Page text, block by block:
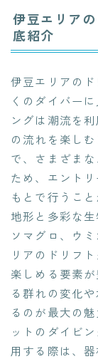
伊豆エリア
底紹介
伊豆エリアの
くのダイバー
ングは潮流を
の流れを楽し
で、さまざま
ため、エント
もとで行うこ
地形と多彩な
ソマグロ、ウ
リアのドリフ
楽しめる要素
る群れの変化
るのが最大の
ットのダイビ
用する際は、